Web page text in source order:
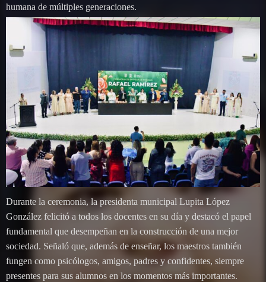
humana de múltiples generaciones.
Durante la ceremonia, la presidenta municipal Lupita López
González felicitó a todos los docentes en su día y destacó el papel
fundamental que desempeñan en la construcción de una mejor
sociedad. Señaló que, además de enseñar, los maestros también
fungen como psicólogos, amigos, padres y confidentes, siempre
presentes para sus alumnos en los momentos más importantes.